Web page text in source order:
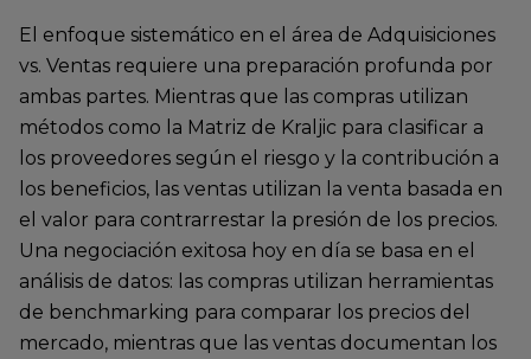
El enfoque sistemático en el área de Adquisiciones
vs. Ventas requiere una preparación profunda por
ambas partes. Mientras que las compras utilizan
métodos como la Matriz de Kraljic para clasificar a
los proveedores según el riesgo y la contribución a
los beneficios, las ventas utilizan la venta basada en
el valor para contrarrestar la presión de los precios.
Una negociación exitosa hoy en día se basa en el
análisis de datos: las compras utilizan herramientas
de benchmarking para comparar los precios del
mercado, mientras que las ventas documentan los